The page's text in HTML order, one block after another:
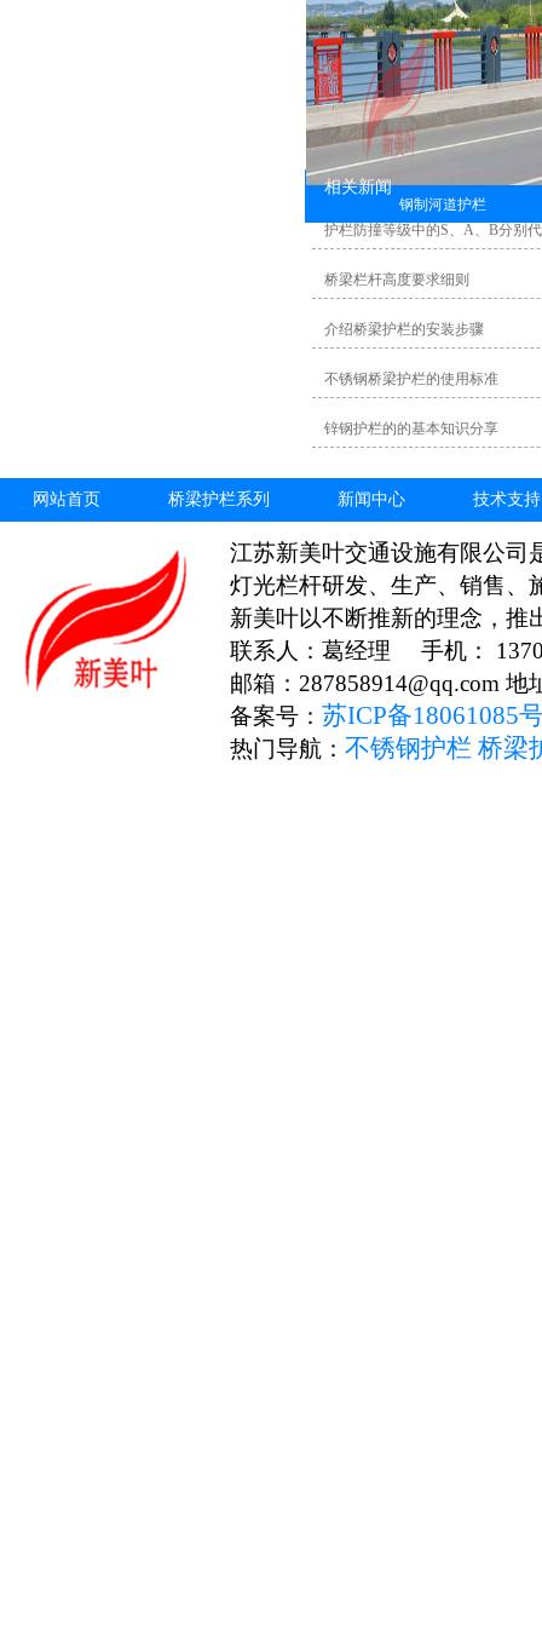
钢制河道护栏
相关新闻
护栏防撞等级中的S、A、B分别
桥梁栏杆高度要求细则
介绍桥梁护栏的安装步骤
不锈钢桥梁护栏的使用标准
锌钢护栏的的基本知识分享
网站首页 桥梁护栏系列 新闻中心 技术支持
江苏新美叶交通设施有限公司
灯光栏杆研发、生产、销售、
新美叶以不断推新的理念，推
联系人：葛经理 手机：
邮箱：287858914@qq.com
备案号： 苏ICP备18061085
热门导航： 不锈钢护栏 桥梁